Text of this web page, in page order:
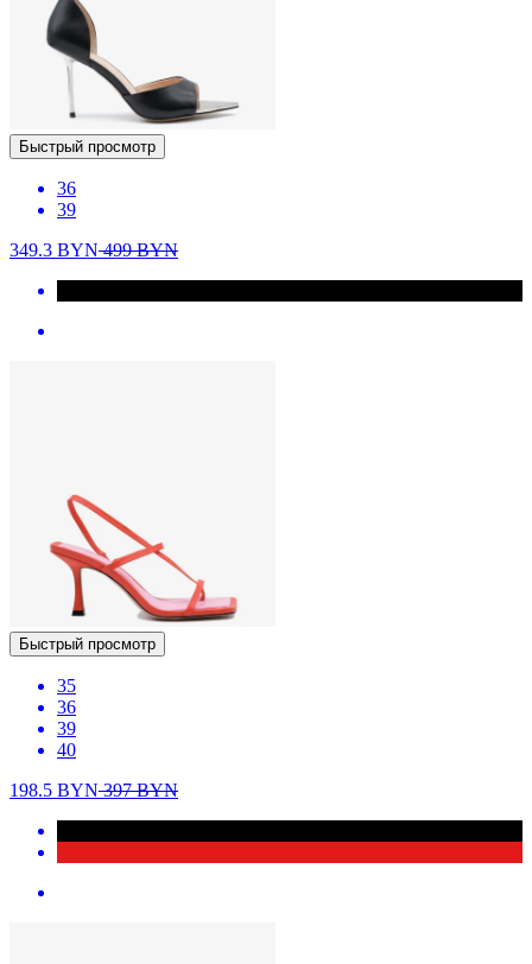
Быстрый просмотр
36
39
349.3 BYN499BYN
Быстрый просмотр
35
36
39
40
198.5 BYN397BYN